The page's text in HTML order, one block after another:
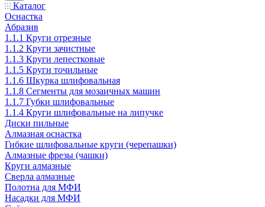
Каталог
Оснастка
Абразив
1.1.1 Круги отрезные
1.1.2 Круги зачистные
1.1.3 Круги лепестковые
1.1.5 Круги точильные
1.1.6 Шкурка шлифовальная
1.1.8 Сегменты для мозаичных машин
1.1.7 Губки шлифовальные
1.1.4 Круги шлифовальные на липучке
Диски пильные
Алмазная оснастка
Гибкие шлифовальные круги (черепашки)
Алмазные фрезы (чашки)
Круги алмазные
Сверла алмазные
Полотна для МФИ
Насадки для МФИ